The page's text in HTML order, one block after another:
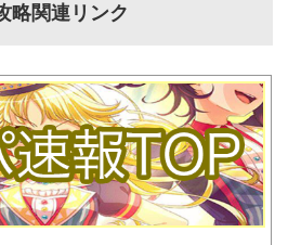
略関連リンク